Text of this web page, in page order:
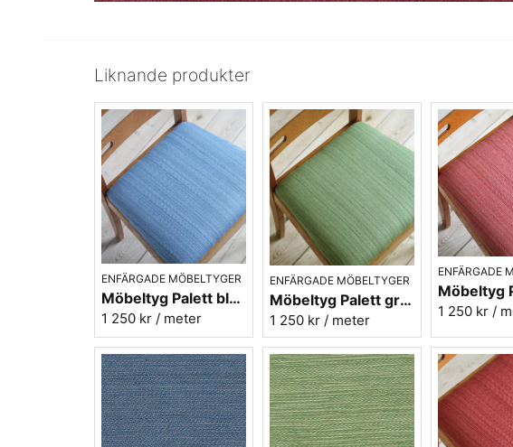
Liknande produkter
ENFÄRGADE MÖBELTYGER
Möbeltyg Palett blå nr.50 - Carl Malmstens-kvalitet
1 250 kr / meter
ENFÄRGADE MÖBELTYGER
Möbeltyg Palett grön nr.70 - Carl Malmstens-kvalitet
1 250 kr / meter
ENFÄRGADE
1 250 kr /